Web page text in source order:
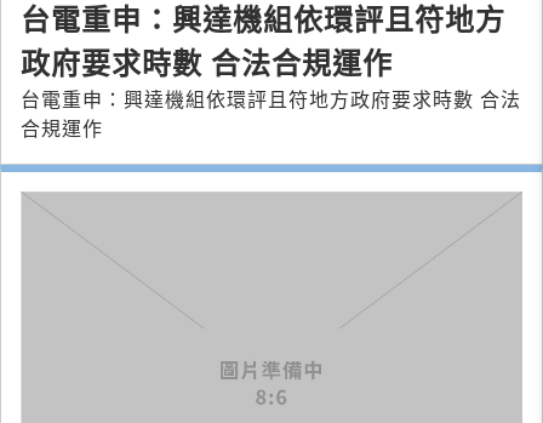
台電重申：興達機組依環評且符地方
政府要求時數 合法合規運作
台電重申：興達機組依環評且符地方政府要求時數 合法
合規運作